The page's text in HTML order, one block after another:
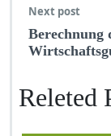
Next post
Berechnung
Releted